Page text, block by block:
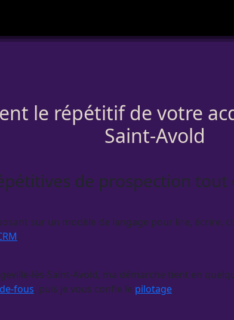
le répétitif de votre
Saint-Avold
de prospection
sur un modèle de langage pour lire, écrire,
.
lès-Saint-Avold, ma démarche tient en
fous, puis je vous confie le pilotage.